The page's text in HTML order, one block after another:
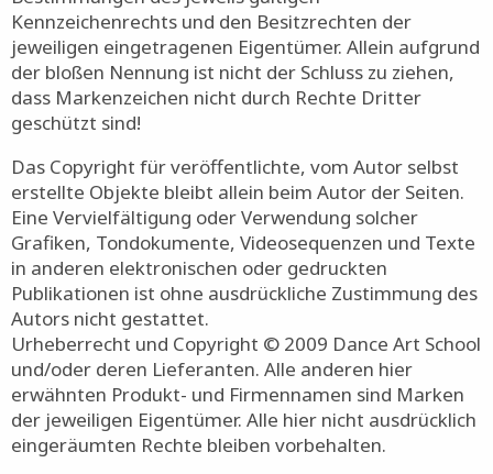
Kennzeichenrechts und den Besitzrechten der
jeweiligen eingetragenen Eigentümer. Allein aufgrund
der bloßen Nennung ist nicht der Schluss zu ziehen,
dass Markenzeichen nicht durch Rechte Dritter
geschützt sind!
Das Copyright für veröffentlichte, vom Autor selbst
erstellte Objekte bleibt allein beim Autor der Seiten.
Eine Vervielfältigung oder Verwendung solcher
Grafiken, Tondokumente, Videosequenzen und Texte
in anderen elektronischen oder gedruckten
Publikationen ist ohne ausdrückliche Zustimmung des
Autors nicht gestattet.
Urheberrecht und Copyright © 2009 Dance Art School
und/oder deren Lieferanten. Alle anderen hier
erwähnten Produkt- und Firmennamen sind Marken
der jeweiligen Eigentümer. Alle hier nicht ausdrücklich
eingeräumten Rechte bleiben vorbehalten.